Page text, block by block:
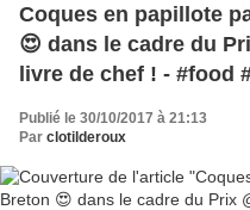
Coques en papillote
😍 dans le cadre du
livre de chef ! - #food
#coques
Publié le 30/10/2017 à 21:13
Par clotilderoux